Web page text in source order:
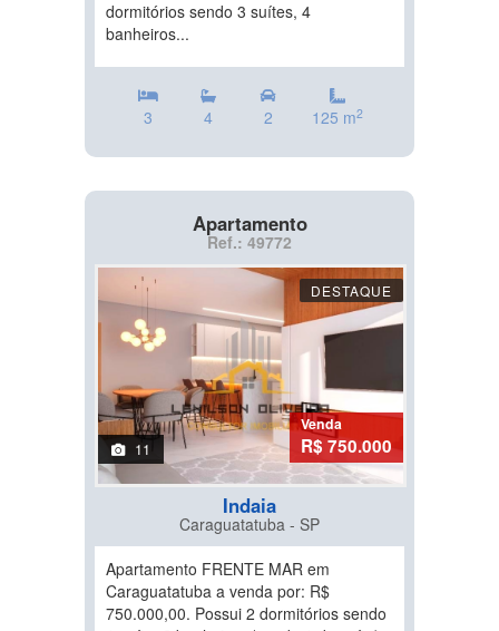
dormitórios sendo 3 suítes, 4
banheiros...
3 4 2 125 m2
Apartamento
Ref.: 49772
DESTAQUE
11
Venda
R$ 750.000
Indaia
Caraguatatuba - SP
Apartamento FRENTE MAR em
Caraguatatuba a venda por: R$
750.000,00. Possui 2 dormitórios sendo